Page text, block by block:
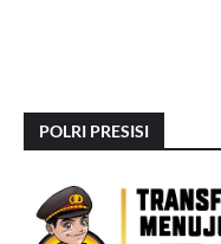
POLRI PRESISI